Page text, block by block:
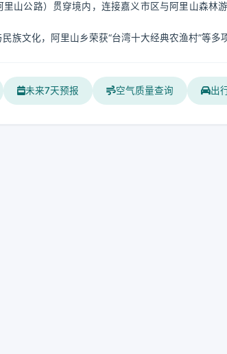
里山公路）贯穿境内，连接嘉义市区与阿里山森
族文化，阿里山乡荣获“台湾十大经典农渔村”等
未来7天预报 空气质量查询 出